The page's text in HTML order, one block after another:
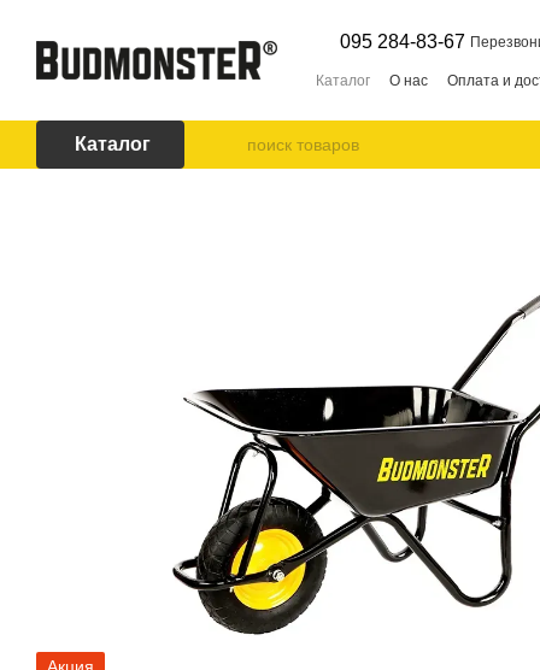
095 284-83-67
Каталог О нас Оплата и
Каталог
Акция